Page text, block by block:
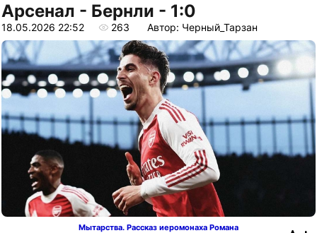
Арсенал - Бернли - 1:0
18.05.2026 22:52 263 Автор: Черный_Тарзан
Мытарства. Рассказ иеромонаха Романа